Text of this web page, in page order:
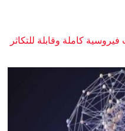
كاملة وقابلة للتكاثر